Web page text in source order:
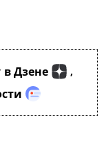
в Дзене ,